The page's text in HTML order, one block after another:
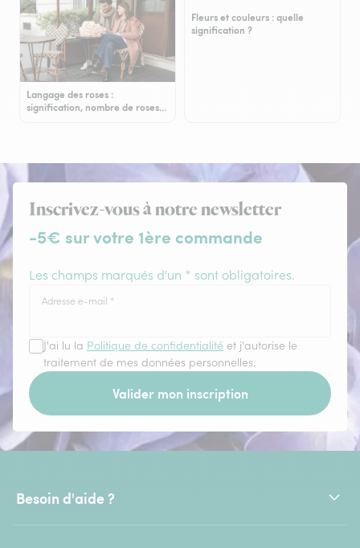
Langage des roses :
signification, nombre de roses…
Fleurs et couleurs : quelle
signification ?
Inscrivez-vous à notre newsletter
-5€ sur votre 1ère commande
Les champs marqués d'un * sont obligatoires.
Adresse e-mail *
J'ai lu la Politique de confidentialité et j'autorise le
traitement de mes données personnelles.
Valider mon inscription
Besoin d'aide ?